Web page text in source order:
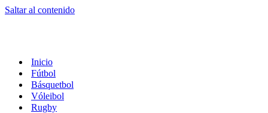
Saltar al contenido
Inicio
Fútbol
Básquetbol
Vóleibol
Rugby